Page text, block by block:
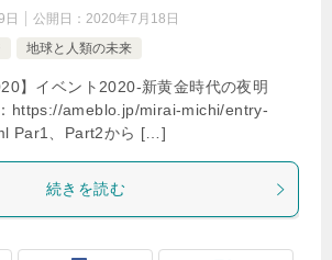
日 公開日： 2020年7月18日
地球と人類の未来
】イベント2020-新黄金時代の夜明
https://ameblo.jp/mirai-michi/entry-
Par1、Part2から […]
続きを読む